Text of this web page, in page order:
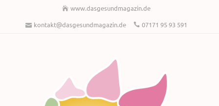
www.dasgesundmagazin.de
kontakt@dasgesundmagazin.de
07171 95 93 591